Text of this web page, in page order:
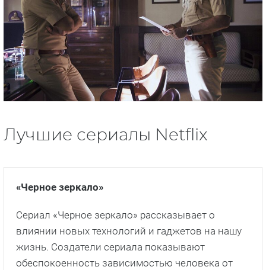
Лучшие сериалы Netflix
«Черное зеркало»
Сериал «Черное зеркало» рассказывает о
влиянии новых технологий и гаджетов на нашу
жизнь. Создатели сериала показывают
обеспокоенность зависимостью человека от